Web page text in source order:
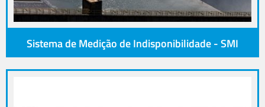
Sistema de Medição de Indisponibilidade - SMI